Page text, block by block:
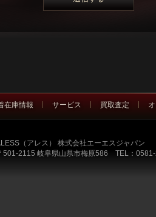
在庫情報 サービス 買取査定
（アレス） 株式会社エーエスジャパン
501-2115 岐阜県山県市梅原586 TEL：